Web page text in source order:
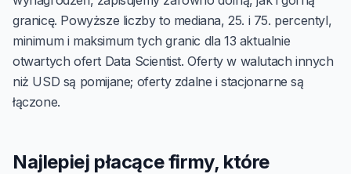
granicę. Powyższe liczby to mediana, 25. i 75. percentyl,
minimum i maksimum tych granic dla 13 aktualnie
otwartych ofert Data Scientist. Oferty w walutach innych
niż USD są pomijane; oferty zdalne i stacjonarne są
łączone.
Najlepiej płacące firmy, które